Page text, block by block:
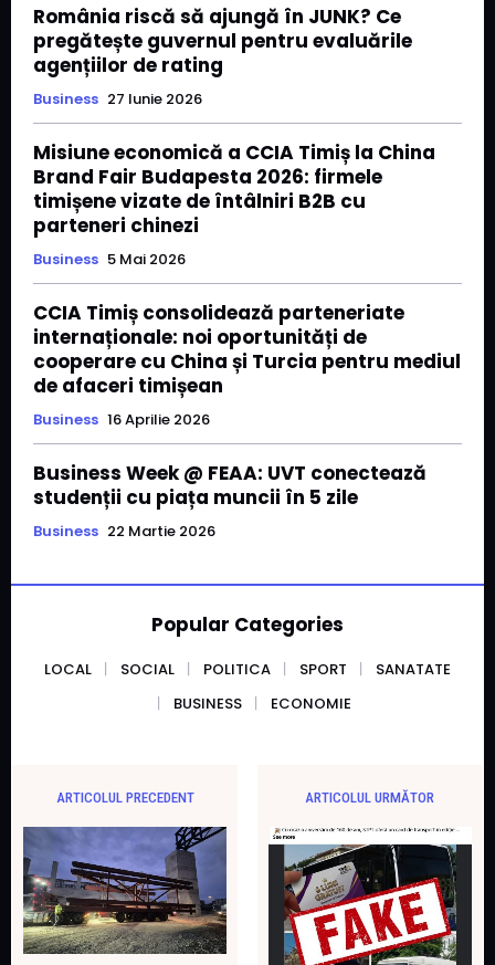
România riscă să ajungă în JUNK? Ce
pregătește guvernul pentru evaluările
agențiilor de rating
Business 27 Iunie 2026
Misiune economică a CCIA Timiș la China
Brand Fair Budapesta 2026: firmele
timișene vizate de întâlniri B2B cu
parteneri chinezi
Business 5 Mai 2026
CCIA Timiș consolidează parteneriate
internaționale: noi oportunități de
cooperare cu China și Turcia pentru mediul
de afaceri timișean
Business 16 Aprilie 2026
Business Week @ FEAA: UVT conectează
studenții cu piața muncii în 5 zile
Business 22 Martie 2026
Popular Categories
LOCAL SOCIAL POLITICA SPORT
SANATATE
BUSINESS
ECONOMIE
ARTICOLUL PRECEDENT ARTICOLUL URMĂTOR